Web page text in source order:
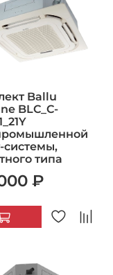
Ballu
BLC_C-
системы,
типа
₽